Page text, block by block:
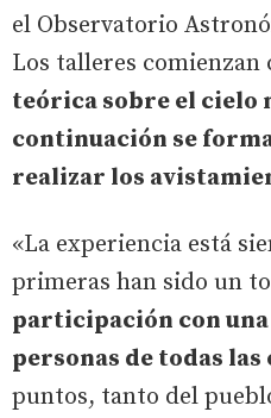
el Observatorio
Los talleres comienzan
teórica sobre el cielo
continuación se
realizar los
«La experiencia está
primeras han sido un
participación con una
personas de todas las
puntos, tanto del